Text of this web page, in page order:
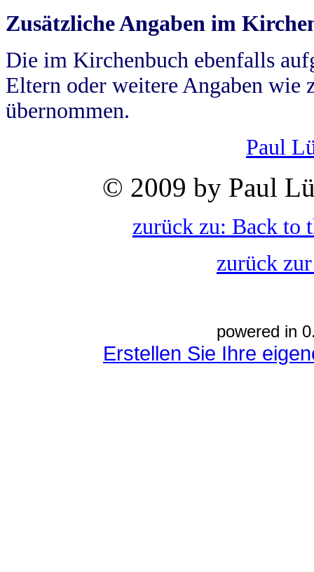
Zusätzliche Angaben im
Die im Kirchenbuch ebenfalls
Eltern oder weitere Angaben wie
übernommen.
Paul
© 2009 by Paul
zurück zu: Back to
zurück
powered in
Erstellen Sie Ihre